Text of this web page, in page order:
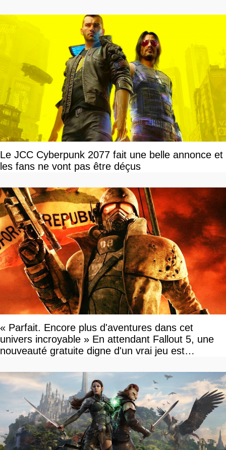
Le JCC Cyberpunk 2077 fait une belle annonce et
les fans ne vont pas être déçus
« Parfait. Encore plus d'aventures dans cet
univers incroyable » En attendant Fallout 5, une
nouveauté gratuite digne d'un vrai jeu est